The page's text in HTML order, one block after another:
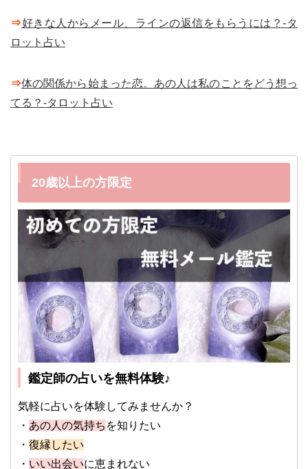
⇒好きな人からメール、ラインの返信をもらうには？-タ
ロット占い
⇒体の関係から始まった恋。あの人は私のことをどう想っ
てる？-タロット占い
20歳以上の方限定
鑑定師の占いを無料体験♪
気軽に占いを体験してみませんか？
・ あの人の気持ち を知りたい
・ 復縁したい
・ いい出会いに恵まれない